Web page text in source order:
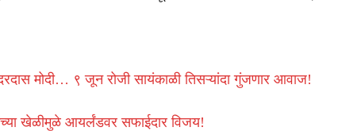
मोदी… ९ जून रोजी सायंकाळी तिसऱ्यांदा गुंजणार आवाज!
खेळीमुळे आयर्लंडवर सफाईदार विजय!